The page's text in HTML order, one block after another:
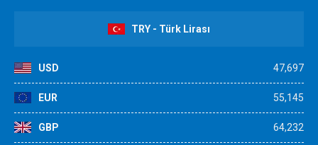
TRY - Türk Lirası
USD 47,697
EUR 55,145
GBP 64,232